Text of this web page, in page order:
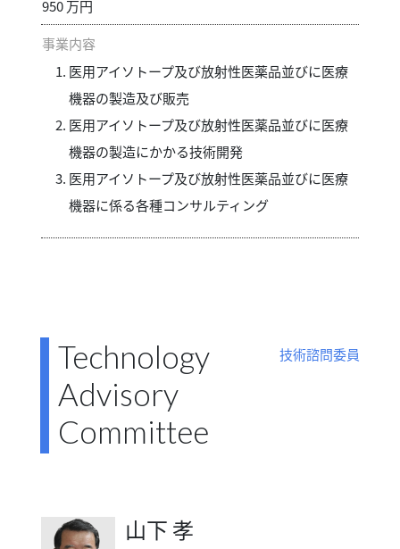
950 万円
事業内容
医用アイソトープ及び放射性医薬品並びに医療
機器の製造及び販売
医用アイソトープ及び放射性医薬品並びに医療
機器の製造にかかる技術開発
医用アイソトープ及び放射性医薬品並びに医療
機器に係る各種コンサルティング
Technology
Advisory
Committee
技術諮問委員
山下 孝